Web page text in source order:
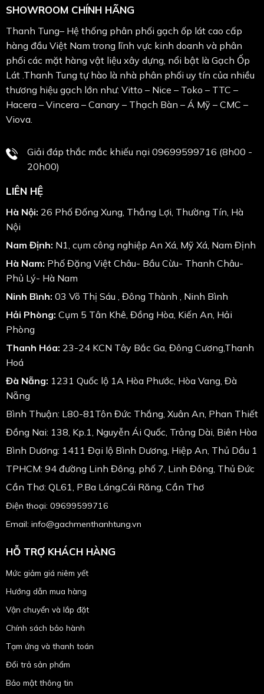
SHOWROOM CHÍNH HÃNG
Thanh Tung– Hệ thống phân phối gạch ốp lát cao cấp
hàng đầu Việt Nam trong lĩnh vực kinh doanh và phân
phối các mặt hàng vật liệu xây dựng, nổi bật là Gạch Ốp
Lát .Thanh Tung tự hào là nhà phân phối uy tín của nhiều
thương hiệu gạch lớn như: Vitto – Nice – Toko – TTC –
Hacera – Vincera – Canary – Thạch Bàn – Á Mỹ – CMC –
Viova.
Giải đáp thắc mắc khiếu nại 09699599716 (8h00 -
20h00)
LIÊN HỆ
Hà Nội: 26 Phố Đống Xung, Thắng Lợi, Thường Tín, Hà
Nội
Nam Định: N1, cụm công nghiệp An Xá, Mỹ Xá, Nam Định
Hà Nam: Phố Đặng Việt Châu- Bầu Cừu- Thanh Châu-
Phủ Lý- Hà Nam
Ninh Bình: 03 Võ Thị Sáu , Đông Thành , Ninh Bình
Hải Phòng: Cụm 5 Tân Khê, Đồng Hòa, Kiến An, Hải
Phòng
Thanh Hóa: 23-24 KCN Tây Bắc Ga, Đông Cương,Thanh
Hoá
Đà Nẵng: 1231 Quốc lộ 1A Hòa Phước, Hòa Vang, Đà
Nẵng
Bình Thuận: L80-81Tôn Đức Thắng, Xuân An, Phan Thiết
Đồng Nai: 138, Kp.1, Nguyễn Ái Quốc, Trảng Dài, Biên Hòa
Bình Dương: 1411 Đại lộ Bình Dương, Hiệp An, Thủ Dầu 1
TPHCM: 94 đường Linh Đông, phố 7, Linh Đông, Thủ Đức
Cần Thơ: QL61, P.Ba Láng,Cái Răng, Cần Thơ
Điện thoại: 09699599716
Email: info@gachmenthanhtung.vn
HỖ TRỢ KHÁCH HÀNG
Mức giảm giá niêm yết
Hướng dẫn mua hàng
Vận chuyển và lắp đặt
Chính sách bảo hành
Tạm ứng và thanh toán
Đổi trả sản phẩm
Bảo mật thông tin